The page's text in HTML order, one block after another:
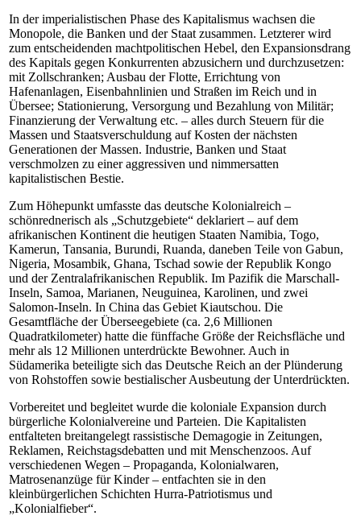
In der imperialistischen Phase des Kapitalismus wachsen die
Monopole, die Banken und der Staat zusammen. Letzterer wird
zum entscheidenden machtpolitischen Hebel, den Expansionsdrang
des Kapitals gegen Konkurrenten abzusichern und durchzusetzen:
mit Zollschranken; Ausbau der Flotte, Errichtung von
Hafenanlagen, Eisenbahnlinien und Straßen im Reich und in
Übersee; Stationierung, Versorgung und Bezahlung von Militär;
Finanzierung der Verwaltung etc. – alles durch Steuern für die
Massen und Staatsverschuldung auf Kosten der nächsten
Generationen der Massen. Industrie, Banken und Staat
verschmolzen zu einer aggressiven und nimmersatten
kapitalistischen Bestie.
Zum Höhepunkt umfasste das deutsche Kolonialreich –
schönrednerisch als „Schutzgebiete“ deklariert – auf dem
afrikanischen Kontinent die heutigen Staaten Namibia, Togo,
Kamerun, Tansania, Burundi, Ruanda, daneben Teile von Gabun,
Nigeria, Mosambik, Ghana, Tschad sowie der Republik Kongo
und der Zentralafrikanischen Republik. Im Pazifik die Marschall-
Inseln, Samoa, Marianen, Neuguinea, Karolinen, und zwei
Salomon-Inseln. In China das Gebiet Kiautschou. Die
Gesamtfläche der Überseegebiete (ca. 2,6 Millionen
Quadratkilometer) hatte die fünffache Größe der Reichsfläche und
mehr als 12 Millionen unterdrückte Bewohner. Auch in
Südamerika beteiligte sich das Deutsche Reich an der Plünderung
von Rohstoffen sowie bestialischer Ausbeutung der Unterdrückten.
Vorbereitet und begleitet wurde die koloniale Expansion durch
bürgerliche Kolonialvereine und Parteien. Die Kapitalisten
entfalteten breitangelegt rassistische Demagogie in Zeitungen,
Reklamen, Reichstagsdebatten und mit Menschenzoos. Auf
verschiedenen Wegen – Propaganda, Kolonialwaren,
Matrosenanzüge für Kinder – entfachten sie in den
kleinbürgerlichen Schichten Hurra-Patriotismus und
„Kolonialfieber“.